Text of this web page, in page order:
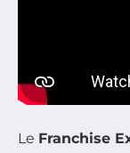
Le Franchise